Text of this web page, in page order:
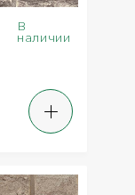
В
наличии